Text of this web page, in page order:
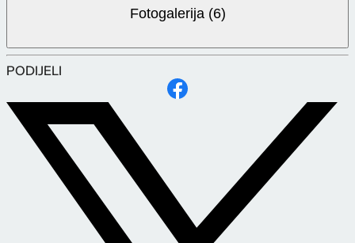
Fotogalerija (6)
PODIJELI